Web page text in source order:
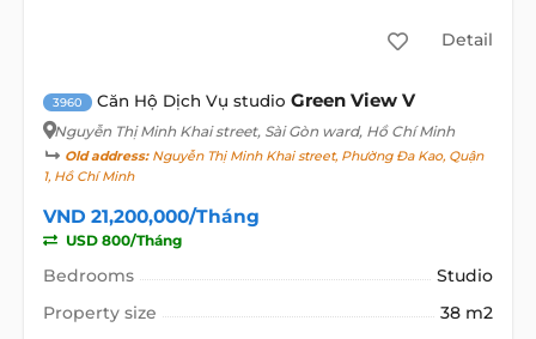
Detail
3960 Căn Hộ Dịch Vụ studio Green View V
Nguyễn Thị Minh Khai street, Sài Gòn ward, Hồ Chí Minh
Old address:Nguyễn Thị Minh Khai street, Phường Đa Kao, Quận
1, Hồ Chí Minh
VND 21,200,000/Tháng
USD 800/Tháng
Bedrooms
Studio
Property size
38 m2